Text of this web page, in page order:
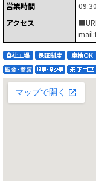
営業時間
アクセス